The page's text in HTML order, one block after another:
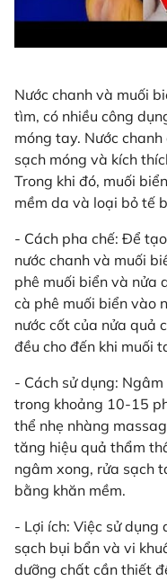
Nước chanh và muối
tìm, có nhiều công
móng tay. Nước
sạch móng và kích
Trong khi đó, muối
mềm da và loại bỏ tế
- Cách pha chế: Để
nước chanh và muối
phê muối biển và nửa
cà phê muối biển vào
nước cốt của nửa quả
đều cho đến khi muối
- Cách sử dụng:
trong khoảng 10-15
thể nhẹ nhàng
tăng hiệu quả thẩm
ngâm xong, rửa sạch
bằng khăn mềm.
- Lợi ích: Việc sử
sạch bụi bẩn và vi
dưỡng chất cần thiết